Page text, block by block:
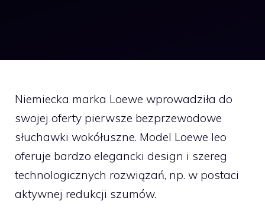
Niemiecka marka Loewe wprowadziła do
swojej oferty pierwsze bezprzewodowe
słuchawki wokółuszne. Model Loewe leo
oferuje bardzo elegancki design i szereg
technologicznych rozwiązań, np. w postaci
aktywnej redukcji szumów.